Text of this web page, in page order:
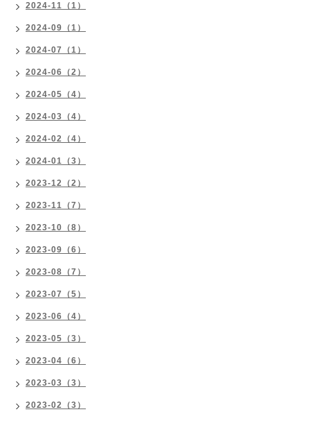
2024-11（1）
2024-09（1）
2024-07（1）
2024-06（2）
2024-05（4）
2024-03（4）
2024-02（4）
2024-01（3）
2023-12（2）
2023-11（7）
2023-10（8）
2023-09（6）
2023-08（7）
2023-07（5）
2023-06（4）
2023-05（3）
2023-04（6）
2023-03（3）
2023-02（3）